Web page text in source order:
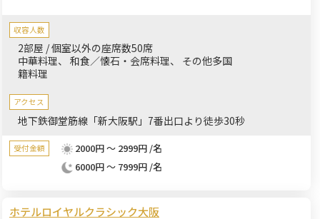
収容人数
2部屋 / 個室以外の座席数50席
中華料理
和食／懐石・会席料理
その他多国
籍料理
アクセス
地下鉄御堂筋線「新大阪駅」7番出口より徒歩30秒
受付金額
2000円 ～ 2999円 /名
6000円 ～ 7999円 /名
ホテルロイヤルクラシック大阪